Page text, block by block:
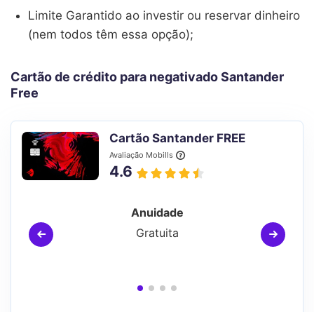
Limite Garantido ao investir ou reservar dinheiro
(nem todos têm essa opção);
Cartão de crédito para negativado Santander
Free
Cartão Santander FREE
Avaliação Mobills
4.6
Anuidade
Gratuita